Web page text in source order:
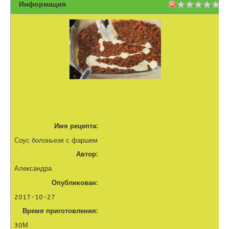
Информация
Имя рецепта:
Соус болоньезе с фаршем
Автор:
Александра
Опубликован:
2017-10-27
Время приготовления:
30М